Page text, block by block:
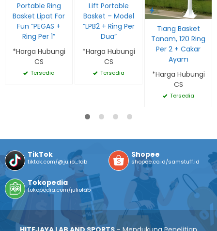
Portable Ring
Basket Lipat For
Fun “PEGAS +
Ring Per 1”
*Harga Hubungi
CS
Tersedia
Lift Portable
Basket – Model
“LPB2 + Ring Per
Dua”
*Harga Hubungi
CS
Tersedia
Tiang Basket
Tanam, 120 Ring
Per 2 + Cakar
Ayam
*Harga Hubungi
CS
Tersedia
TikTok
tiktok.com/@julio_lab
Shopee
shopee.co.id/samstuff.id
Tokopedia
tokopedia.com/juliolab